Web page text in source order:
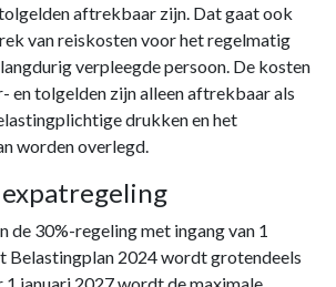
aftrekbaar zijn. Dat gaat ook
van reiskosten voor het regelmatig
verpleegde persoon. De kosten
en tolgelden zijn alleen aftrekbaar als
drukken en het
worden overlegd.
de 30%-regeling met ingang van 1
Belastingplan 2024 wordt grotendeels